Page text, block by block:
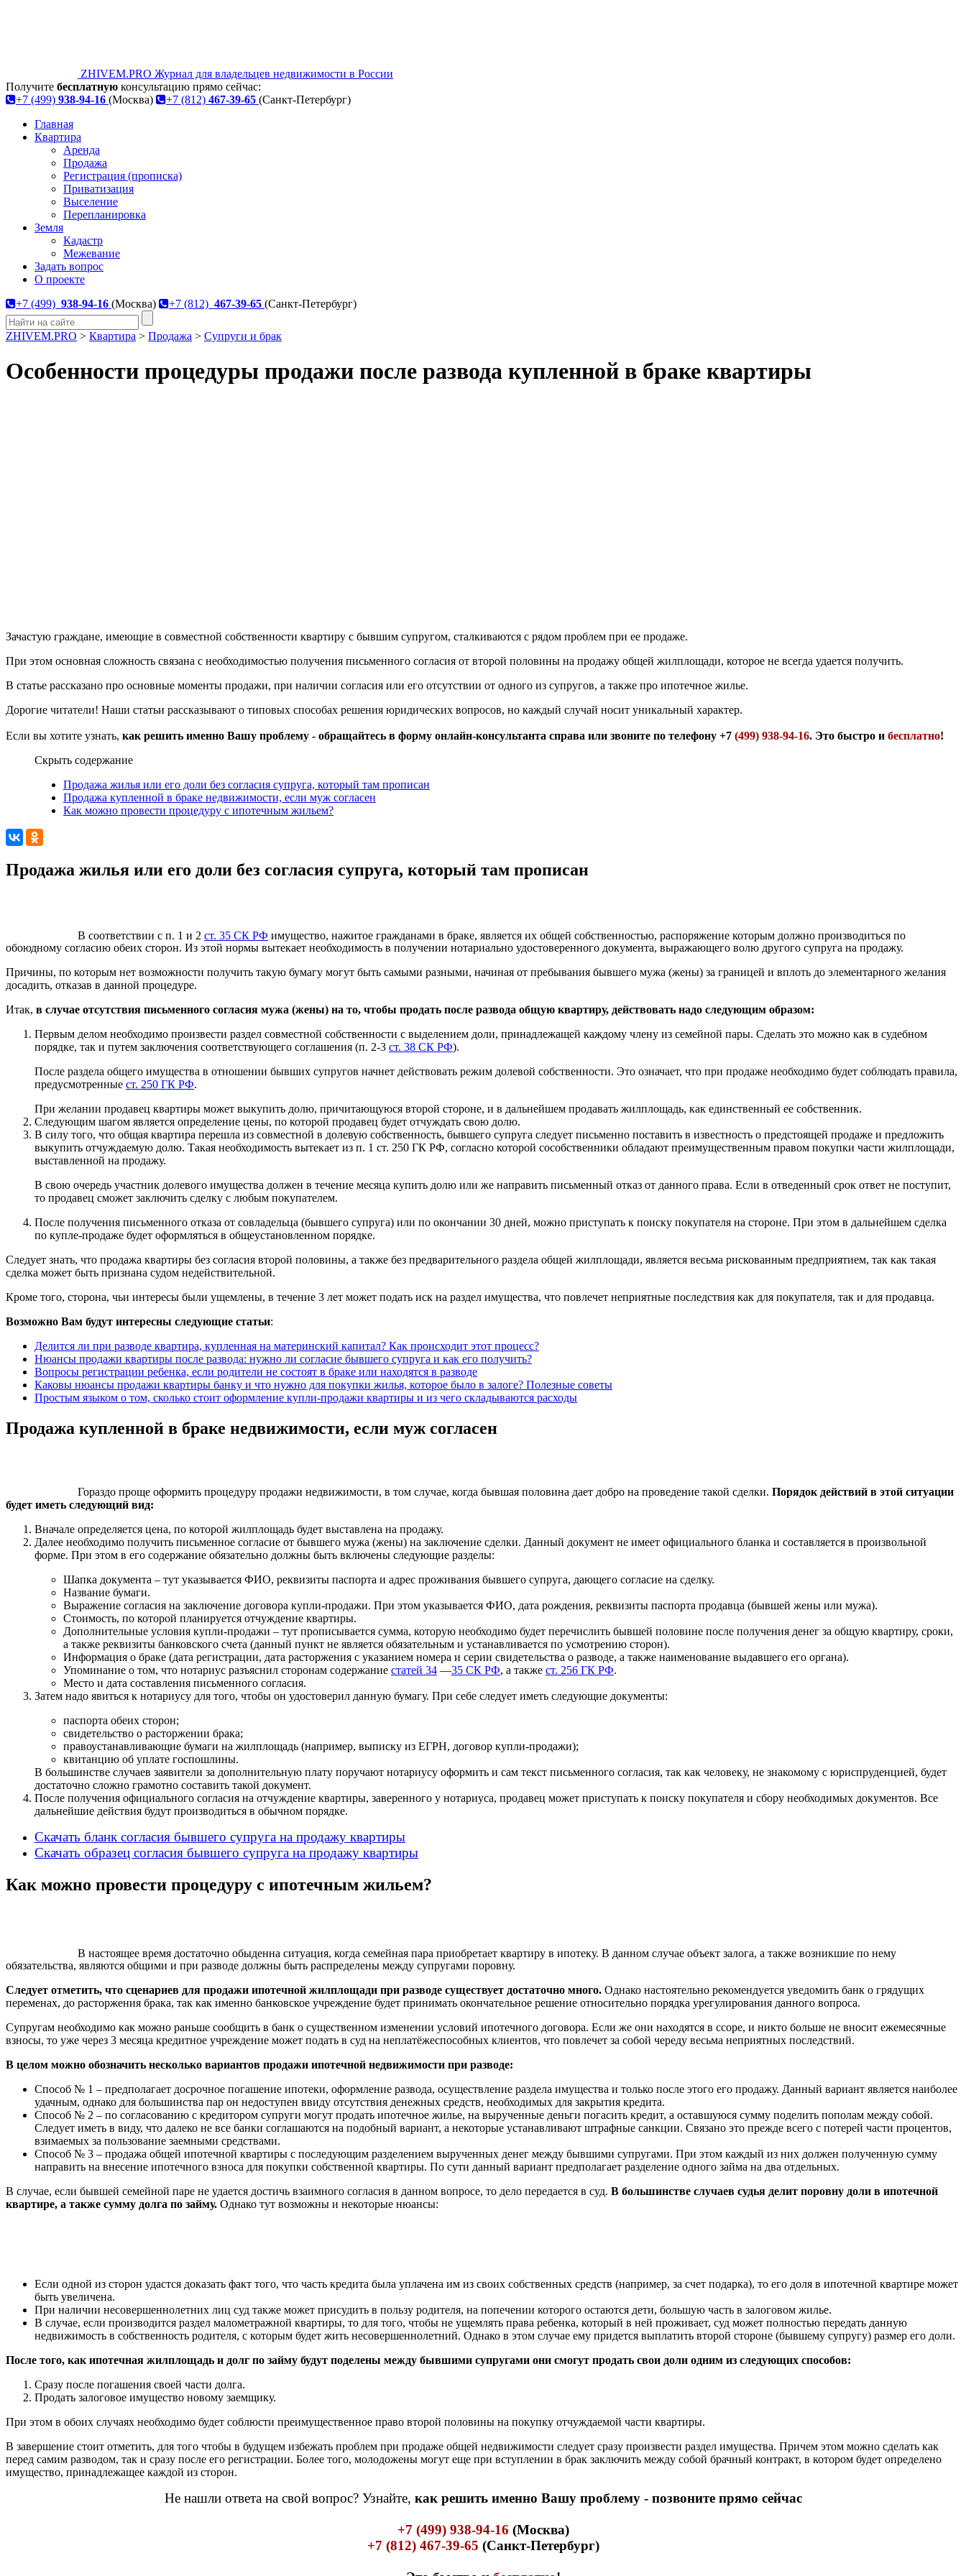
ZHIVEM.PRO Журнал для владельцев недвижимости в России
Получите бесплатную консультацию прямо сейчас:
+7 (499) 938-94-16 (Москва) +7 (812) 467-39-65 (Санкт-Петербург)
Главная
Квартира
Аренда
Продажа
Регистрация (прописка)
Приватизация
Выселение
Перепланировка
Земля
Кадастр
Межевание
Задать вопрос
О проекте
+7 (499) 938-94-16 (Москва) +7 (812) 467-39-65 (Санкт-Петербург)
ZHIVEM.PRO > Квартира > Продажа > Супруги и брак
Особенности процедуры продажи после развода купленной в браке квартиры
Зачастую граждане, имеющие в совместной собственности квартиру с бывшим супругом, сталкиваются с рядом проблем при ее продаже.
При этом основная сложность связана с необходимостью получения письменного согласия от второй половины на продажу общей жилплощади, которое не всегда удается получить.
В статье рассказано про основные моменты продажи, при наличии согласия или его отсутствии от одного из супругов, а также про ипотечное жилье.
Дорогие читатели! Наши статьи рассказывают о типовых способах решения юридических вопросов, но каждый случай носит уникальный характер.
Если вы хотите узнать, как решить именно Вашу проблему - обращайтесь в форму онлайн-консультанта справа или звоните по телефону +7 (499) 938-94-16. Это быстро и бесплатно!
Скрыть содержание
Продажа жилья или его доли без согласия супруга, который там прописан
Продажа купленной в браке недвижимости, если муж согласен
Как можно провести процедуру с ипотечным жильем?
Продажа жилья или его доли без согласия супруга, который там прописан
В соответствии с п. 1 и 2 ст. 35 СК РФ имущество, нажитое гражданами в браке, является их общей собственностью, распоряжение которым должно производиться по
обоюдному согласию обеих сторон. Из этой нормы вытекает необходимость в получении нотариально удостоверенного документа, выражающего волю другого супруга на продажу.
Причины, по которым нет возможности получить такую бумагу могут быть самыми разными, начиная от пребывания бывшего мужа (жены) за границей и вплоть до элементарного желания
досадить, отказав в данной процедуре.
Итак, в случае отсутствия письменного согласия мужа (жены) на то, чтобы продать после развода общую квартиру, действовать надо следующим образом:
Первым делом необходимо произвести раздел совместной собственности с выделением доли, принадлежащей каждому члену из семейной пары. Сделать это можно как в судебном
порядке, так и путем заключения соответствующего соглашения (п. 2-3 ст. 38 СК РФ).
После раздела общего имущества в отношении бывших супругов начнет действовать режим долевой собственности. Это означает, что при продаже необходимо будет соблюдать правила,
предусмотренные ст. 250 ГК РФ.
При желании продавец квартиры может выкупить долю, причитающуюся второй стороне, и в дальнейшем продавать жилплощадь, как единственный ее собственник.
Следующим шагом является определение цены, по которой продавец будет отчуждать свою долю.
В силу того, что общая квартира перешла из совместной в долевую собственность, бывшего супруга следует письменно поставить в известность о предстоящей продаже и предложить
выкупить отчуждаемую долю. Такая необходимость вытекает из п. 1 ст. 250 ГК РФ, согласно которой сособственники обладают преимущественным правом покупки части жилплощади,
выставленной на продажу.
В свою очередь участник долевого имущества должен в течение месяца купить долю или же направить письменный отказ от данного права. Если в отведенный срок ответ не поступит,
то продавец сможет заключить сделку с любым покупателем.
После получения письменного отказа от совладельца (бывшего супруга) или по окончании 30 дней, можно приступать к поиску покупателя на стороне. При этом в дальнейшем сделка
по купле-продаже будет оформляться в общеустановленном порядке.
Следует знать, что продажа квартиры без согласия второй половины, а также без предварительного раздела общей жилплощади, является весьма рискованным предприятием, так как такая
сделка может быть признана судом недействительной.
Кроме того, сторона, чьи интересы были ущемлены, в течение 3 лет может подать иск на раздел имущества, что повлечет неприятные последствия как для покупателя, так и для продавца.
Возможно Вам будут интересны следующие статьи:
Делится ли при разводе квартира, купленная на материнский капитал? Как происходит этот процесс?
Нюансы продажи квартиры после развода: нужно ли согласие бывшего супруга и как его получить?
Вопросы регистрации ребенка, если родители не состоят в браке или находятся в разводе
Каковы нюансы продажи квартиры банку и что нужно для покупки жилья, которое было в залоге? Полезные советы
Простым языком о том, сколько стоит оформление купли-продажи квартиры и из чего складываются расходы
Продажа купленной в браке недвижимости, если муж согласен
Гораздо проще оформить процедуру продажи недвижимости, в том случае, когда бывшая половина дает добро на проведение такой сделки. Порядок действий в этой ситуации
будет иметь следующий вид:
Вначале определяется цена, по которой жилплощадь будет выставлена на продажу.
Далее необходимо получить письменное согласие от бывшего мужа (жены) на заключение сделки. Данный документ не имеет официального бланка и составляется в произвольной
форме. При этом в его содержание обязательно должны быть включены следующие разделы:
Шапка документа – тут указывается ФИО, реквизиты паспорта и адрес проживания бывшего супруга, дающего согласие на сделку.
Название бумаги.
Выражение согласия на заключение договора купли-продажи. При этом указывается ФИО, дата рождения, реквизиты паспорта продавца (бывшей жены или мужа).
Стоимость, по которой планируется отчуждение квартиры.
Дополнительные условия купли-продажи – тут прописывается сумма, которую необходимо будет перечислить бывшей половине после получения денег за общую квартиру, сроки,
а также реквизиты банковского счета (данный пункт не является обязательным и устанавливается по усмотрению сторон).
Информация о браке (дата регистрации, дата расторжения с указанием номера и серии свидетельства о разводе, а также наименование выдавшего его органа).
Упоминание о том, что нотариус разъяснил сторонам содержание статей 34 —35 СК РФ, а также ст. 256 ГК РФ.
Место и дата составления письменного согласия.
Затем надо явиться к нотариусу для того, чтобы он удостоверил данную бумагу. При себе следует иметь следующие документы:
паспорта обеих сторон;
свидетельство о расторжении брака;
правоустанавливающие бумаги на жилплощадь (например, выписку из ЕГРН, договор купли-продажи);
квитанцию об уплате госпошлины.
В большинстве случаев заявители за дополнительную плату поручают нотариусу оформить и сам текст письменного согласия, так как человеку, не знакомому с юриспруденцией, будет
достаточно сложно грамотно составить такой документ.
После получения официального согласия на отчуждение квартиры, заверенного у нотариуса, продавец может приступать к поиску покупателя и сбору необходимых документов. Все
дальнейшие действия будут производиться в обычном порядке.
Скачать бланк согласия бывшего супруга на продажу квартиры
Скачать образец согласия бывшего супруга на продажу квартиры
Как можно провести процедуру с ипотечным жильем?
В настоящее время достаточно обыденна ситуация, когда семейная пара приобретает квартиру в ипотеку. В данном случае объект залога, а также возникшие по нему
обязательства, являются общими и при разводе должны быть распределены между супругами поровну.
Следует отметить, что сценариев для продажи ипотечной жилплощади при разводе существует достаточно много. Однако настоятельно рекомендуется уведомить банк о грядущих
переменах, до расторжения брака, так как именно банковское учреждение будет принимать окончательное решение относительно порядка урегулирования данного вопроса.
Супругам необходимо как можно раньше сообщить в банк о существенном изменении условий ипотечного договора. Если же они находятся в ссоре, и никто больше не вносит ежемесячные
взносы, то уже через 3 месяца кредитное учреждение может подать в суд на неплатёжеспособных клиентов, что повлечет за собой череду весьма неприятных последствий.
В целом можно обозначить несколько вариантов продажи ипотечной недвижимости при разводе:
Способ № 1 – предполагает досрочное погашение ипотеки, оформление развода, осуществление раздела имущества и только после этого его продажу. Данный вариант является наиболее
удачным, однако для большинства пар он недоступен ввиду отсутствия денежных средств, необходимых для закрытия кредита.
Способ № 2 – по согласованию с кредитором супруги могут продать ипотечное жилье, на вырученные деньги погасить кредит, а оставшуюся сумму поделить пополам между собой.
Следует иметь в виду, что далеко не все банки соглашаются на подобный вариант, а некоторые устанавливают штрафные санкции. Связано это прежде всего с потерей части процентов,
взимаемых за пользование заемными средствами.
Способ № 3 – продажа общей ипотечной квартиры с последующим разделением вырученных денег между бывшими супругами. При этом каждый из них должен полученную сумму
направить на внесение ипотечного взноса для покупки собственной квартиры. По сути данный вариант предполагает разделение одного займа на два отдельных.
В случае, если бывшей семейной паре не удается достичь взаимного согласия в данном вопросе, то дело передается в суд. В большинстве случаев судья делит поровну доли в ипотечной
квартире, а также сумму долга по займу. Однако тут возможны и некоторые нюансы:
Если одной из сторон удастся доказать факт того, что часть кредита была уплачена им из своих собственных средств (например, за счет подарка), то его доля в ипотечной квартире может
быть увеличена.
При наличии несовершеннолетних лиц суд также может присудить в пользу родителя, на попечении которого остаются дети, большую часть в залоговом жилье.
В случае, если производится раздел малометражной квартиры, то для того, чтобы не ущемлять права ребенка, который в ней проживает, суд может полностью передать данную
недвижимость в собственность родителя, с которым будет жить несовершеннолетний. Однако в этом случае ему придется выплатить второй стороне (бывшему супругу) размер его доли.
После того, как ипотечная жилплощадь и долг по займу будут поделены между бывшими супругами они смогут продать свои доли одним из следующих способов:
Сразу после погашения своей части долга.
Продать залоговое имущество новому заемщику.
При этом в обоих случаях необходимо будет соблюсти преимущественное право второй половины на покупку отчуждаемой части квартиры.
В завершение стоит отметить, для того чтобы в будущем избежать проблем при продаже общей недвижимости следует сразу произвести раздел имущества. Причем этом можно сделать как
перед самим разводом, так и сразу после его регистрации. Более того, молодожены могут еще при вступлении в брак заключить между собой брачный контракт, в котором будет определено
имущество, принадлежащее каждой из сторон.
Не нашли ответа на свой вопрос? Узнайте, как решить именно Вашу проблему - позвоните прямо сейчас
+7 (499) 938-94-16 (Москва)
+7 (812) 467-39-65 (Санкт-Петербург)